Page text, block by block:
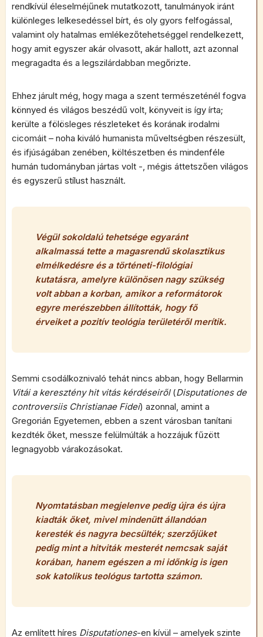
rendkívül éleselméjűnek mutatkozott, tanulmányok iránt
különleges lelkesedéssel bírt, és oly gyors felfogással,
valamint oly hatalmas emlékezőtehetséggel rendelkezett,
hogy amit egyszer akár olvasott, akár hallott, azt azonnal
megragadta és a legszilárdabban megőrizte.
Ehhez járult még, hogy maga a szent természeténél fogva
könnyed és világos beszédű volt, könyveit is így írta;
kerülte a fölösleges részleteket és korának irodalmi
cicomáit – noha kiváló humanista műveltségben részesült,
és ifjúságában zenében, költészetben és mindenféle
humán tudományban jártas volt -, mégis áttetszően világos
és egyszerű stílust használt.
Végül sokoldalú tehetsége egyaránt
alkalmassá tette a magasrendű skolasztikus
elmélkedésre és a történeti-filológiai
kutatásra, amelyre különösen nagy szükség
volt abban a korban, amikor a reformátorok
egyre merészebben állították, hogy fő
érveiket a pozitív teológia területéről merítik.
Semmi csodálkoznivaló tehát nincs abban, hogy Bellarmin
Vitái a keresztény hit vitás kérdéseiről(Disputationes de
controversiis Christianae Fidei) azonnal, amint a
Gregorián Egyetemen, ebben a szent városban tanítani
kezdték őket, messze felülmúlták a hozzájuk fűzött
legnagyobb várakozásokat.
Nyomtatásban megjelenve pedig újra és újra
kiadták őket, mivel mindenütt állandóan
keresték és nagyra becsülték; szerzőjüket
pedig mint a hitviták mesterét nemcsak saját
korában, hanem egészen a mi időnkig is igen
sok katolikus teológus tartotta számon.
Az említett híres Disputationes-en kívül – amelyek szinte